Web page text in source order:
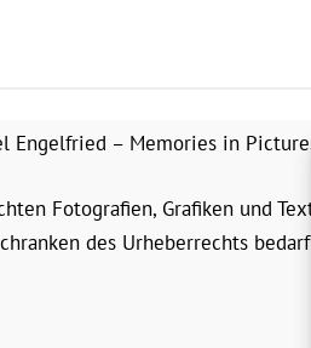
Engelfried – Memories in Pictures
Fotografien, Grafiken und
des Urheberrechts